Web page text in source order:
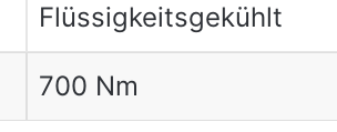
Flüssigkeitsgekühlt
700 Nm